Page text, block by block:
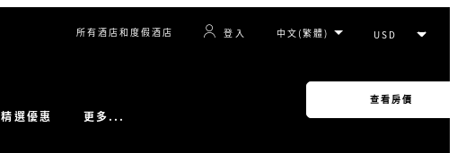
所有酒店和度假酒店 登入
精選優惠 更多...
查看房價